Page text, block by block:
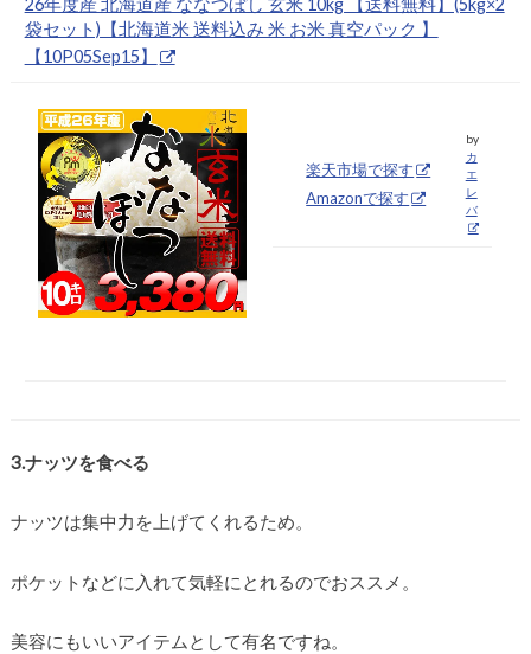
26年度産 北海道産 ななつぼし 玄米 10kg 【送料無料】(5kg×2
袋セット)【北海道米 送料込み 米 お米 真空パック 】
【10P05Sep15】
楽天市場で探す
Amazonで探す
by
カ
エ
レ
バ
3.ナッツを食べる
ナッツは集中力を上げてくれるため。
ポケットなどに入れて気軽にとれるのでおススメ。
美容にもいいアイテムとして有名ですね。